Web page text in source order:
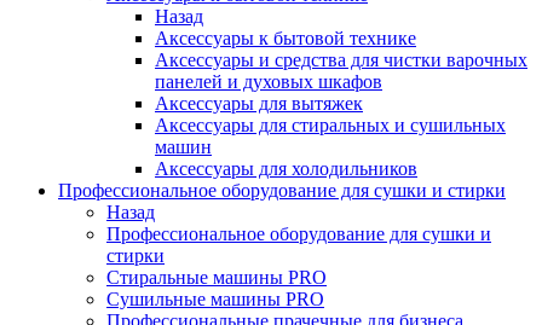
Назад
Аксессуары к бытовой технике
Аксессуары и средства для чистки варочных
панелей и духовых шкафов
Аксессуары для вытяжек
Аксессуары для стиральных и сушильных
машин
Аксессуары для холодильников
Профессиональное оборудование для сушки и стирки
Назад
Профессиональное оборудование для сушки и
стирки
Стиральные машины PRO
Сушильные машины PRO
Профессиональные прачечные для бизнеса